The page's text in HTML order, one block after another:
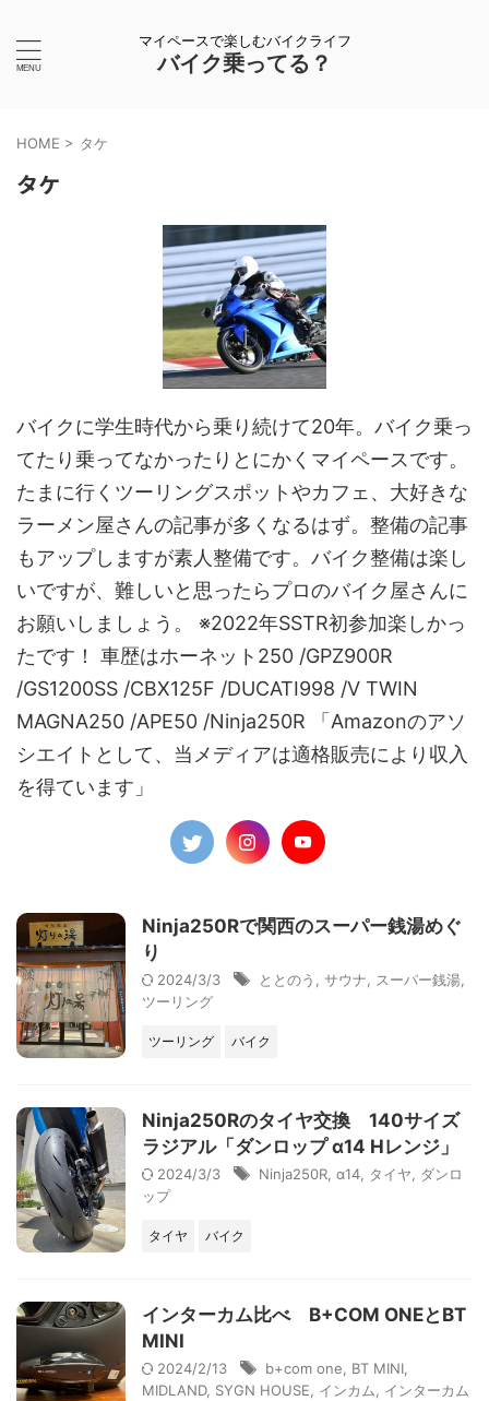
マイペースで楽しむバイクライフ
バイク乗ってる？
HOME > タケ
タケ
バイクに学生時代から乗り続けて20年。バイク乗っ
てたり乗ってなかったりとにかくマイペースです。
たまに行くツーリングスポットやカフェ、大好きな
ラーメン屋さんの記事が多くなるはず。整備の記事
もアップしますが素人整備です。バイク整備は楽し
いですが、難しいと思ったらプロのバイク屋さんに
お願いしましょう。 ※2022年SSTR初参加楽しかっ
たです！ 車歴はホーネット250 /GPZ900R
/GS1200SS /CBX125F /DUCATI998 /V TWIN
MAGNA250 /APE50 /Ninja250R 「Amazonのアソ
シエイトとして、当メディアは適格販売により収入
を得ています」
Ninja250Rで関西のスーパー銭湯めぐ
り
2024/3/3 ととのう サウナ スーパー銭湯
ツーリング
ツーリング バイク
Ninja250Rのタイヤ交換 140サイズ
ラジアル「ダンロップ α14 Hレンジ」
2024/3/3 Ninja250R α14 タイヤ
ダンロ
ップ
タイヤ バイク
インターカム比べ B+COM ONEとBT
MINI
2024/2/13 b+com one BT MINI
MIDLAND, SYGN HOUSE インカム インターカム